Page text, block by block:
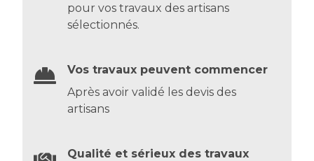
pour vos travaux des artisans
sélectionnés.
Vos travaux peuvent commencer
Après avoir validé les devis des
artisans
Qualité et sérieux des travaux